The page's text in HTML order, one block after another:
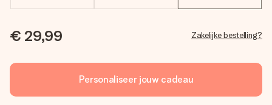
€ 29,99 Zakelijke bestelling?
Personaliseer jouw cadeau